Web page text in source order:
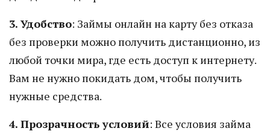
3. Удобство: Займы онлайн на карту без отказа
без проверки можно получить дистанционно, из
любой точки мира, где есть доступ к интернету.
Вам не нужно покидать дом, чтобы получить
нужные средства.
4. Прозрачность условий: Все условия займа